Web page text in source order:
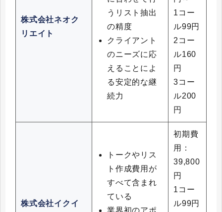
株式会社ネオク
リエイト
うリスト抽出
の精度
クライアント
のニーズに応
えることによ
る安定的な継
続力
1コー
ル99円
2コー
ル160
円
3コー
ル200
円
株式会社イクイ
トークやリス
ト作成費用が
すべて含まれ
ている
初期費
用：
39,800
円
1コー
ル99円